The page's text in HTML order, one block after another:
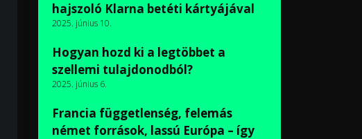
hajszoló Klarna betéti kártyájával
2025. június 10.
Hogyan hozd ki a legtöbbet a
szellemi tulajdonodból?
2025. június 6.
Francia függetlenség, felemás
német források, lassú Európa – így